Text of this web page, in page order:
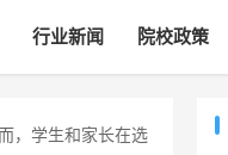
行业新闻 院校政策